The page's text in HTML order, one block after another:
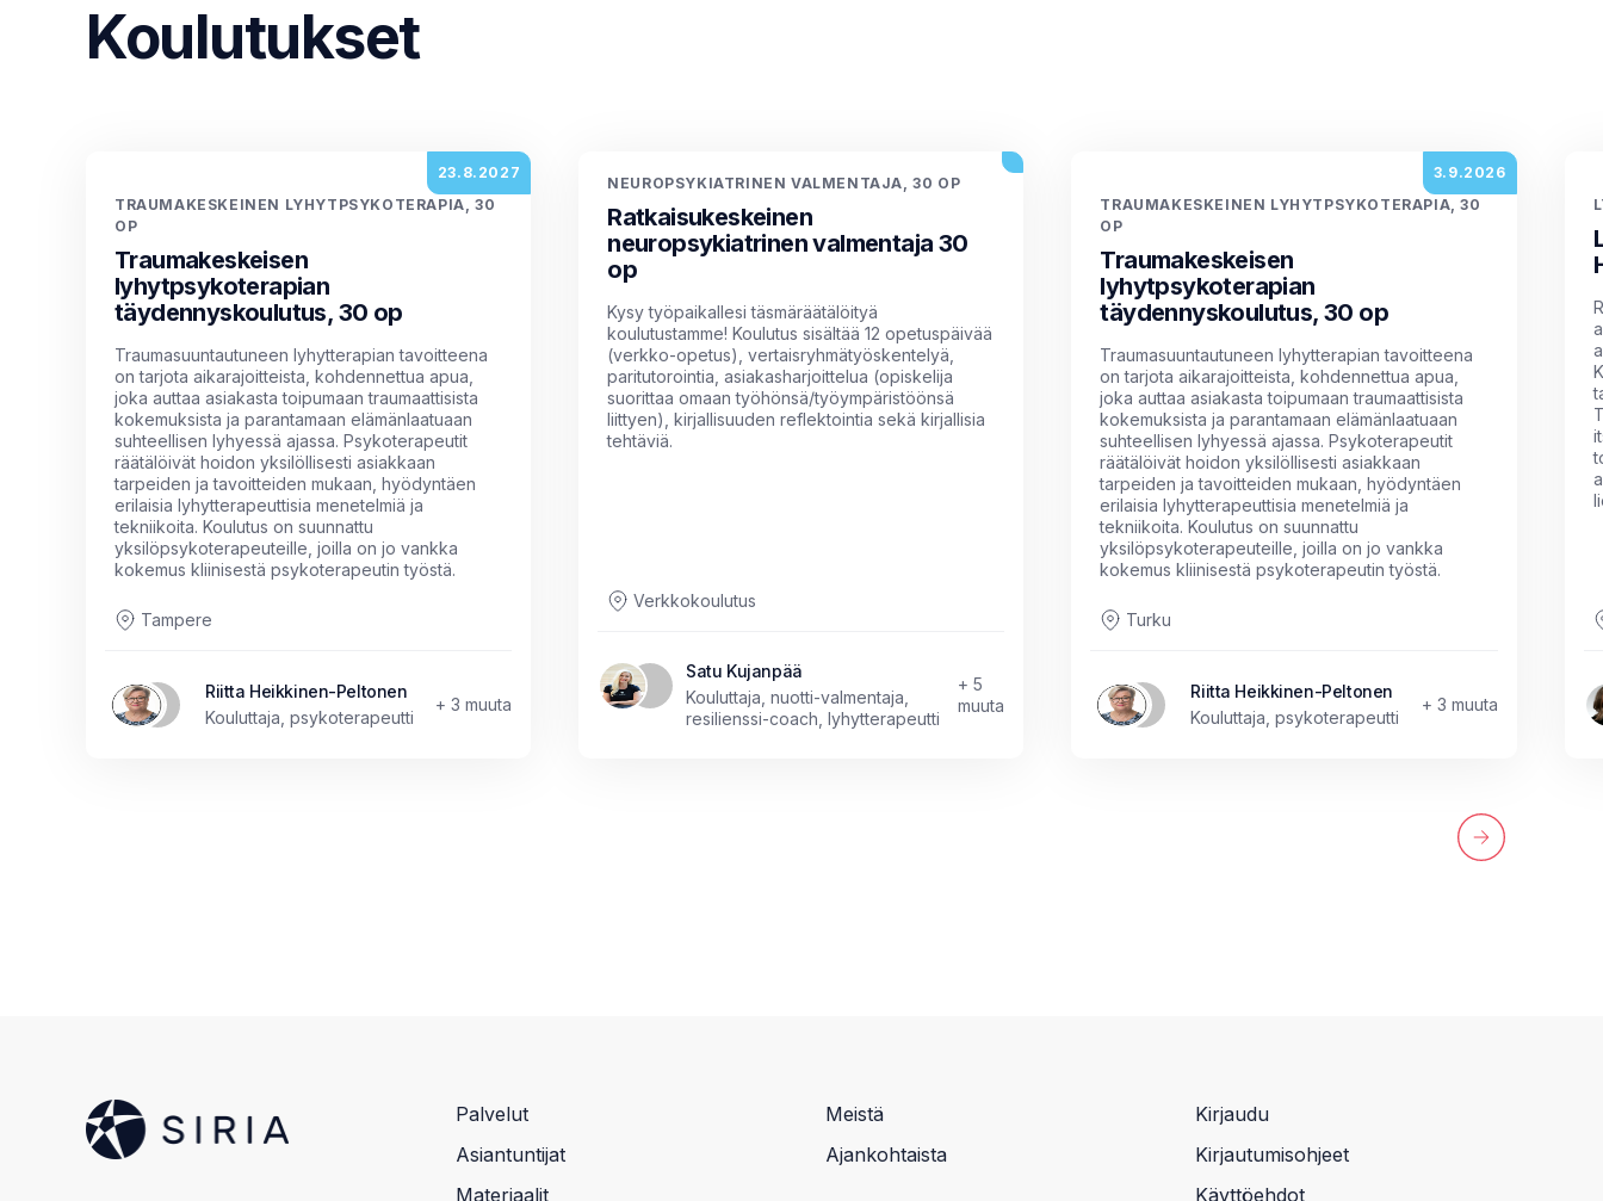
Koulutukset
23.8.2027
TRAUMAKESKEINEN LYHYTPSYKOTERAPIA, 30
OP
Traumakeskeisen
lyhytpsykoterapian
täydennyskoulutus, 30 op
Traumasuuntautuneen lyhytterapian tavoitteena
on tarjota aikarajoitteista, kohdennettua apua,
joka auttaa asiakasta toipumaan traumaattisista
kokemuksista ja parantamaan elämänlaatuaan
suhteellisen lyhyessä ajassa. Psykoterapeutit
räätälöivät hoidon yksilöllisesti asiakkaan
tarpeiden ja tavoitteiden mukaan, hyödyntäen
erilaisia lyhytterapeuttisia menetelmiä ja
tekniikoita. Koulutus on suunnattu
yksilöpsykoterapeuteille, joilla on jo vankka
kokemus kliinisestä psykoterapeutin työstä.
Tampere
Riitta Heikkinen-Peltonen
Kouluttaja, psykoterapeutti
+ 3 muuta
NEUROPSYKIATRINEN VALMENTAJA, 30 OP
Ratkaisukeskeinen
neuropsykiatrinen valmentaja 30
op
Kysy työpaikallesi täsmäräätälöityä
koulutustamme! Koulutus sisältää 12 opetuspäivää
(verkko-opetus), vertaisryhmätyöskentelyä,
paritutorointia, asiakasharjoittelua (opiskelija
suorittaa omaan työhönsä/työympäristöönsä
liittyen), kirjallisuuden reflektointia sekä kirjallisia
tehtäviä.
Verkkokoulutus
Satu Kujanpää
Kouluttaja, nuotti-valmentaja,
resilienssi-coach, lyhytterapeutti
+ 5
muuta
3.9.2026
TRAUMAKESKEINEN LYHYTPSYKOTERAPIA, 30
OP
Traumakeskeisen
lyhytpsykoterapian
täydennyskoulutus, 30 op
Traumasuuntautuneen lyhytterapian tavoitteena
on tarjota aikarajoitteista, kohdennettua apua,
joka auttaa asiakasta toipumaan traumaattisista
kokemuksista ja parantamaan elämänlaatuaan
suhteellisen lyhyessä ajassa. Psykoterapeutit
räätälöivät hoidon yksilöllisesti asiakkaan
tarpeiden ja tavoitteiden mukaan, hyödyntäen
erilaisia lyhytterapeuttisia menetelmiä ja
tekniikoita. Koulutus on suunnattu
yksilöpsykoterapeuteille, joilla on jo vankka
kokemus kliinisestä psykoterapeutin työstä.
Turku
Riitta Heikkinen-Peltonen
Kouluttaja, psykoterapeutti
+ 3 muuta
Palvelut
Asiantuntijat
Materiaalit
Meistä
Ajankohtaista
Kirjaudu
Kirjautumisohjeet
Käyttöehdot